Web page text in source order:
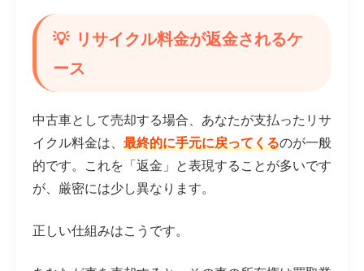
リサイクル料金が返金されるケ
ース
中古車として売却する場合、あなたが支払ったリサ
イクル料金は、 最終的に手元に戻ってくるのが一般
的です。これを「返金」と表現することが多いです
が、厳密には少し異なります。
正しい仕組みはこうです。